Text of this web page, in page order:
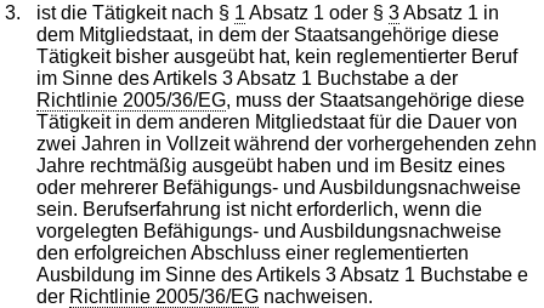
3. ist die Tätigkeit nach § 1 Absatz 1 oder §3Absatz 1 in
dem Mitgliedstaat, in dem der Staatsangehörige diese
Tätigkeit bisher ausgeübt hat, kein reglementierter Beruf
im Sinne des Artikels 3 Absatz 1 Buchstabe a der
Richtlinie 2005/36/EG, muss der Staatsangehörige diese
Tätigkeit in dem anderen Mitgliedstaat für die Dauer von
zwei Jahren in Vollzeit während der vorhergehenden zehn
Jahre rechtmäßig ausgeübt haben und im Besitz eines
oder mehrerer Befähigungs- und Ausbildungsnachweise
sein. Berufserfahrung ist nicht erforderlich, wenn die
vorgelegten Befähigungs- und Ausbildungsnachweise
den erfolgreichen Abschluss einer reglementierten
Ausbildung im Sinne des Artikels 3 Absatz 1 Buchstabe e
der Richtlinie 2005/36/EG nachweisen.